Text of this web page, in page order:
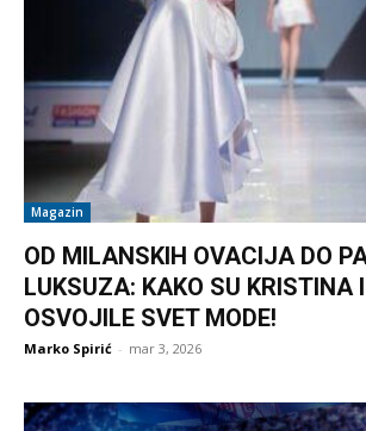
Magazin
OD MILANSKIH OVACIJA DO
LUKSUZA: KAKO SU KRISTINA
OSVOJILE SVET MODE!
Marko Spirić - mar 3, 2026